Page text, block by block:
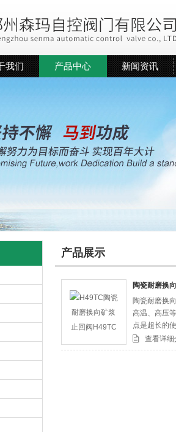
门有限公司
我们 产品中心 新闻资讯
产品展示
陶瓷耐磨换
陶瓷耐磨换
高温、高压
点是超长的
瓷材料从配
查看详细